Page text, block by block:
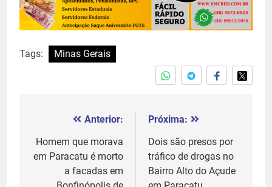
Tags: Minas Gerais
Navegação
de
Anterior:
Homem que morava
em Paracatu é morto
a facadas em
Próxima:
Dois são presos por
tráfico de drogas no
Bairro Alto do Açude